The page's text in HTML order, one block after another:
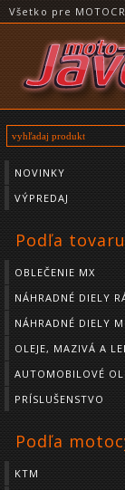
Všetko pre
NOVINKY
VÝPREDAJ
Podľa tovaru
OBLEČENIE MX
NÁHRADNÉ DIELY
NÁHRADNÉ DIELY
OLEJE, MAZIVÁ A
AUTOMOBILOVÉ
PRÍSLUŠENSTVO
Podľa
KTM